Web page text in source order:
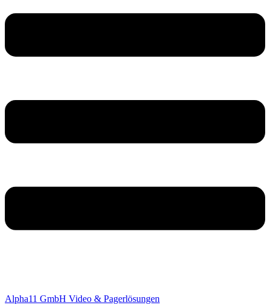
Alpha11 GmbH Video & Pagerlösungen